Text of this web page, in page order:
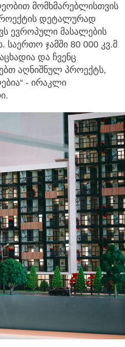
მომხმარებლისთვის
დეტალურად
ევროპული მასალების
საერთო ჯამში 80 000 კვ.მ
და ჩვენც
აღნიშნულ პროექტს,
- ირაკლი